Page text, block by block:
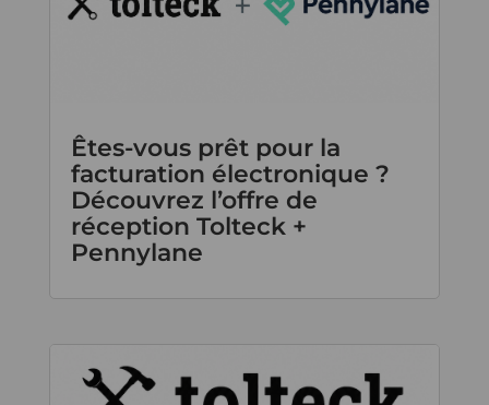
Êtes-vous prêt pour la
facturation électronique ?
Découvrez l’offre de
réception Tolteck +
Pennylane